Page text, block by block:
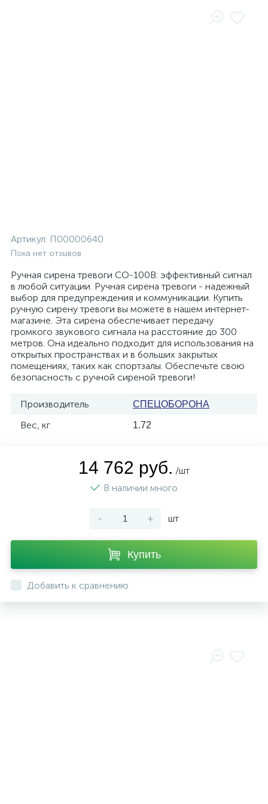
Артикул: П00000640
Пока нет отзывов
Ручная сирена тревоги СО-100В: эффективный сигнал
в любой ситуации. Ручная сирена тревоги - надежный
выбор для предупреждения и коммуникации. Купить
ручную сирену тревоги вы можете в нашем интернет-
магазине. Эта сирена обеспечивает передачу
громкого звукового сигнала на расстояние до 300
метров. Она идеально подходит для использования на
открытых пространствах и в больших закрытых
помещениях, таких как спортзалы. Обеспечьте свою
безопасность с ручной сиреной тревоги!
Производитель СПЕЦОБОРОНА
Вес, кг 1.72
14 762 руб. /шт
В наличии много
- + шт
Купить
Добавить к сравнению